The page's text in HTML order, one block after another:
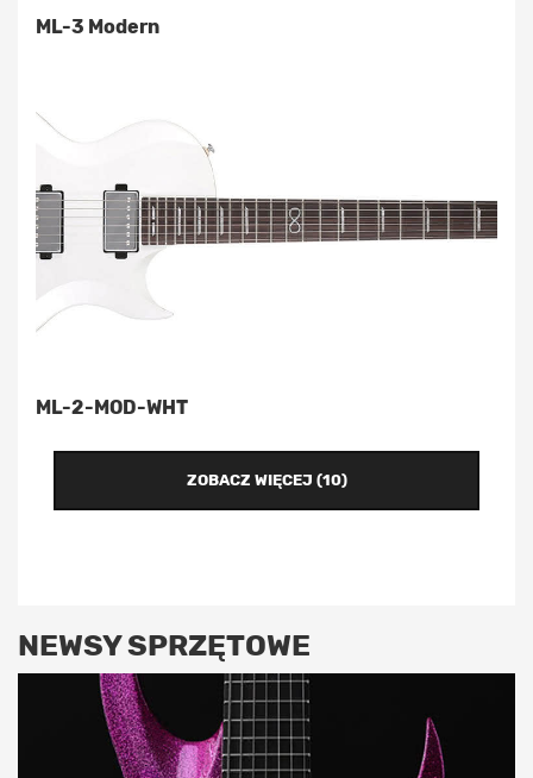
ML-3 Modern
ML-2-MOD-WHT
ZOBACZ WIĘCEJ (10)
NEWSY SPRZĘTOWE